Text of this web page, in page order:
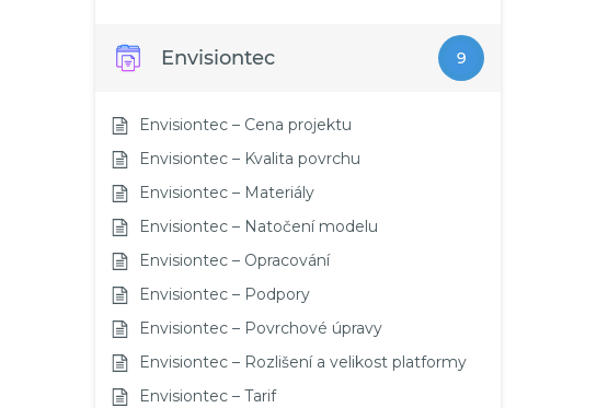
Envisiontec 9
Envisiontec – Cena projektu
Envisiontec – Kvalita povrchu
Envisiontec – Materiály
Envisiontec – Natočení modelu
Envisiontec – Opracování
Envisiontec – Podpory
Envisiontec – Povrchové úpravy
Envisiontec – Rozlišení a velikost platformy
Envisiontec – Tarif